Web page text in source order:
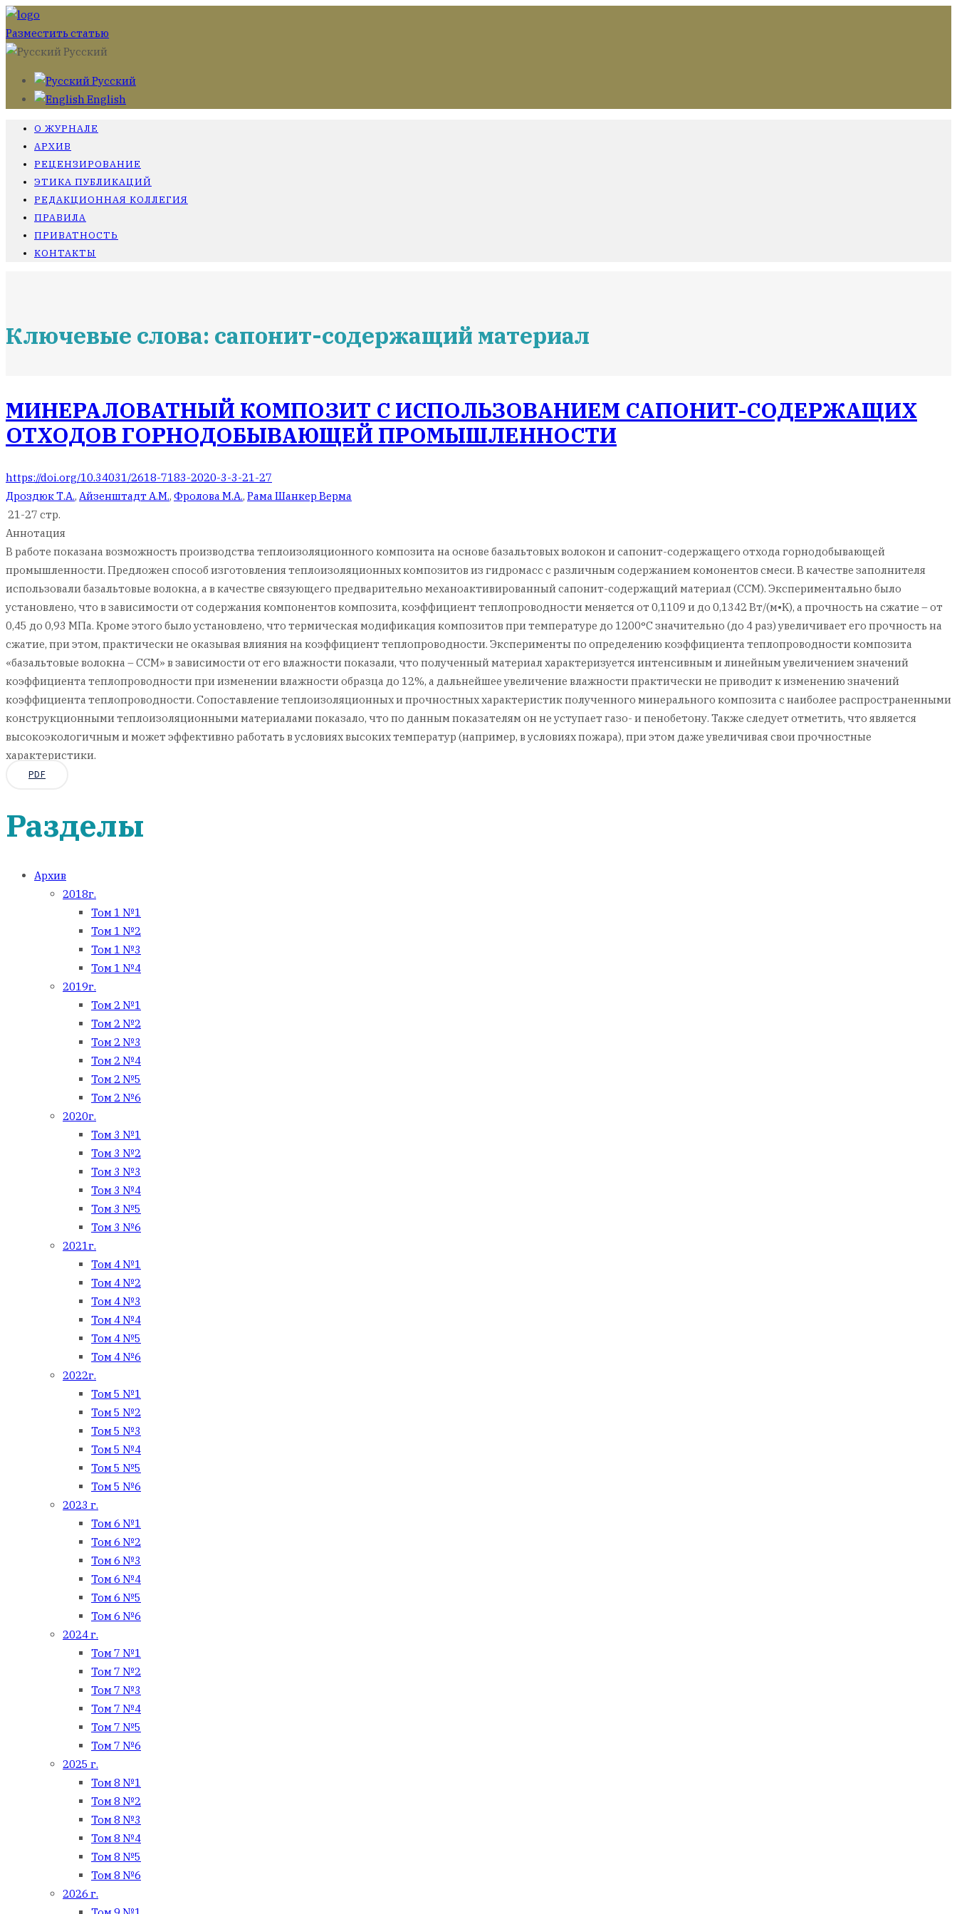
Разместить статью
Русский
Русский
English
О ЖУРНАЛЕ
АРХИВ
РЕЦЕНЗИРОВАНИЕ
ЭТИКА ПУБЛИКАЦИЙ
РЕДАКЦИОННАЯ КОЛЛЕГИЯ
ПРАВИЛА
ПРИВАТНОСТЬ
КОНТАКТЫ
Ключевые слова: сапонит-содержащий материал
МИНЕРАЛОВАТНЫЙ КОМПОЗИТ С ИСПОЛЬЗОВАНИЕМ САПОНИТ-СОДЕРЖАЩИХ
ОТХОДОВ ГОРНОДОБЫВАЮЩЕЙ ПРОМЫШЛЕННОСТИ
https://doi.org/10.34031/2618-7183-2020-3-3-21-27
Дроздюк Т.А., Айзенштадт А.М., Фролова М.А., Рама Шанкер Верма
21-27 стр.
Аннотация
В работе показана возможность производства теплоизоляционного композита на основе базальтовых волокон и сапонит-содержащего отхода горнодобывающей
промышленности. Предложен способ изготовления теплоизоляционных композитов из гидромасс с различным содержанием комонентов смеси. В качестве заполнителя
использовали базальтовые волокна, а в качестве связующего предварительно механоактивированный сапонит-содержащий материал (ССМ). Экcпериментально было
установлено, что в зависимости от содержания компонентов композита, коэффициент теплопроводности меняется от 0,1109 и до 0,1342 Вт/(м•K), а прочность на сжатие – от
0,45 до 0,93 МПа. Кроме этого было установлено, что термическая модификация композитов при температуре до 1200°C значительно (до 4 раз) увеличивает его прочность на
сжатие, при этом, практически не оказывая влияния на коэффициент теплопроводности. Эксперименты по определению коэффициента теплопроводности композита
«базальтовые волокна – ССМ» в зависимости от его влажности показали, что полученный материал характеризуется интенсивным и линейным увеличением значений
коэффициента теплопроводности при изменении влажности образца до 12%, а дальнейшее увеличение влажности практически не приводит к изменению значений
коэффициента теплопроводности. Сопоставление теплоизоляционных и прочностных характеристик полученного минерального композита с наиболее распространенными
конструкционными теплоизоляционными материалами показало, что по данным показателям он не уступает газо- и пенобетону. Также следует отметить, что является
высокоэкологичным и может эффективно работать в условиях высоких температур (например, в условиях пожара), при этом даже увеличивая свои прочностные
характеристики.
PDF
Разделы
Архив
2018г.
Том 1 №1
Том 1 №2
Том 1 №3
Том 1 №4
2019г.
Том 2 №1
Том 2 №2
Том 2 №3
Том 2 №4
Том 2 №5
Том 2 №6
2020г.
Том 3 №1
Том 3 №2
Том 3 №3
Том 3 №4
Том 3 №5
Том 3 №6
2021г.
Том 4 №1
Том 4 №2
Том 4 №3
Том 4 №4
Том 4 №5
Том 4 №6
2022г.
Том 5 №1
Том 5 №2
Том 5 №3
Том 5 №4
Том 5 №5
Том 5 №6
2023 г.
Том 6 №1
Том 6 №2
Том 6 №3
Том 6 №4
Том 6 №5
Том 6 №6
2024 г.
Том 7 №1
Том 7 №2
Том 7 №3
Том 7 №4
Том 7 №5
Том 7 №6
2025 г.
Том 8 №1
Том 8 №2
Том 8 №3
Том 8 №4
Том 8 №5
Том 8 №6
2026 г.